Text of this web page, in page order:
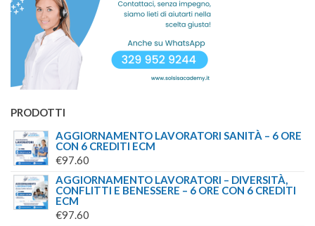
PRODOTTI
AGGIORNAMENTO LAVORATORI SANITÀ – 6 ORE
CON 6 CREDITI ECM
€97.60
AGGIORNAMENTO LAVORATORI – DIVERSITÀ,
CONFLITTI E BENESSERE – 6 ORE CON 6 CREDITI
ECM
€97.60